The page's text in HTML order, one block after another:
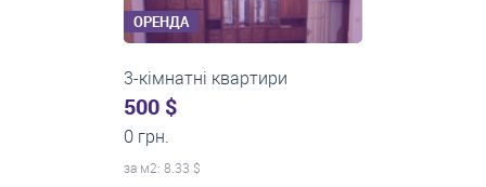
ОРЕНДА
2-кімнатні квартири
0 $
22 000 грн.
за м2: 0.00 $